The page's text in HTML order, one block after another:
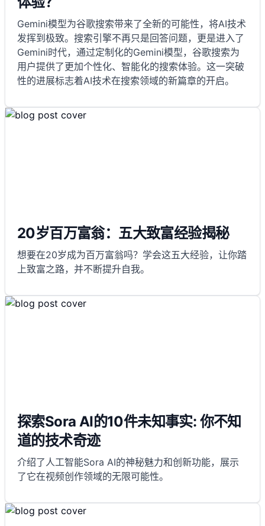
Gemini模型为谷歌搜索带来了全新的可能性，将AI技术
发挥到极致。搜索引擎不再只是回答问题，更是进入了
Gemini时代，通过定制化的Gemini模型，谷歌搜索为
用户提供了更加个性化、智能化的搜索体验。这一突破
性的进展标志着AI技术在搜索领域的新篇章的开启。
20岁百万富翁：五大致富经验揭秘
想要在20岁成为百万富翁吗？学会这五大经验，让你踏
上致富之路，并不断提升自我。
探索Sora AI的10件未知事实: 你不知
道的技术奇迹
介绍了人工智能Sora AI的神秘魅力和创新功能，展示
了它在视频创作领域的无限可能性。